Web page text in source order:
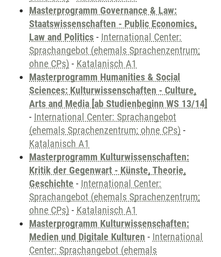
Masterprogramm Governance & Law:
Staatswissenschaften - Public Economics,
Law and Politics - International Center:
Sprachangebot (ehemals Sprachenzentrum;
ohne CPs) - Katalanisch A1
Masterprogramm Humanities & Social
Sciences: Kulturwissenschaften - Culture,
Arts and Media [ab Studienbeginn WS 13/14]
- International Center: Sprachangebot
(ehemals Sprachenzentrum; ohne CPs) -
Katalanisch A1
Masterprogramm Kulturwissenschaften:
Kritik der Gegenwart - Künste, Theorie,
Geschichte - International Center:
Sprachangebot (ehemals Sprachenzentrum;
ohne CPs) - Katalanisch A1
Masterprogramm Kulturwissenschaften:
Medien und Digitale Kulturen - International
Center: Sprachangebot (ehemals